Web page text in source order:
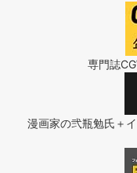
専門誌
漫画家の弐瓶勉氏＋